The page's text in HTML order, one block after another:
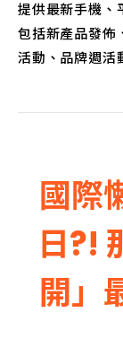
提供最新手機、
包括新產品發佈
活動、品牌週活
國際
日?!
開」